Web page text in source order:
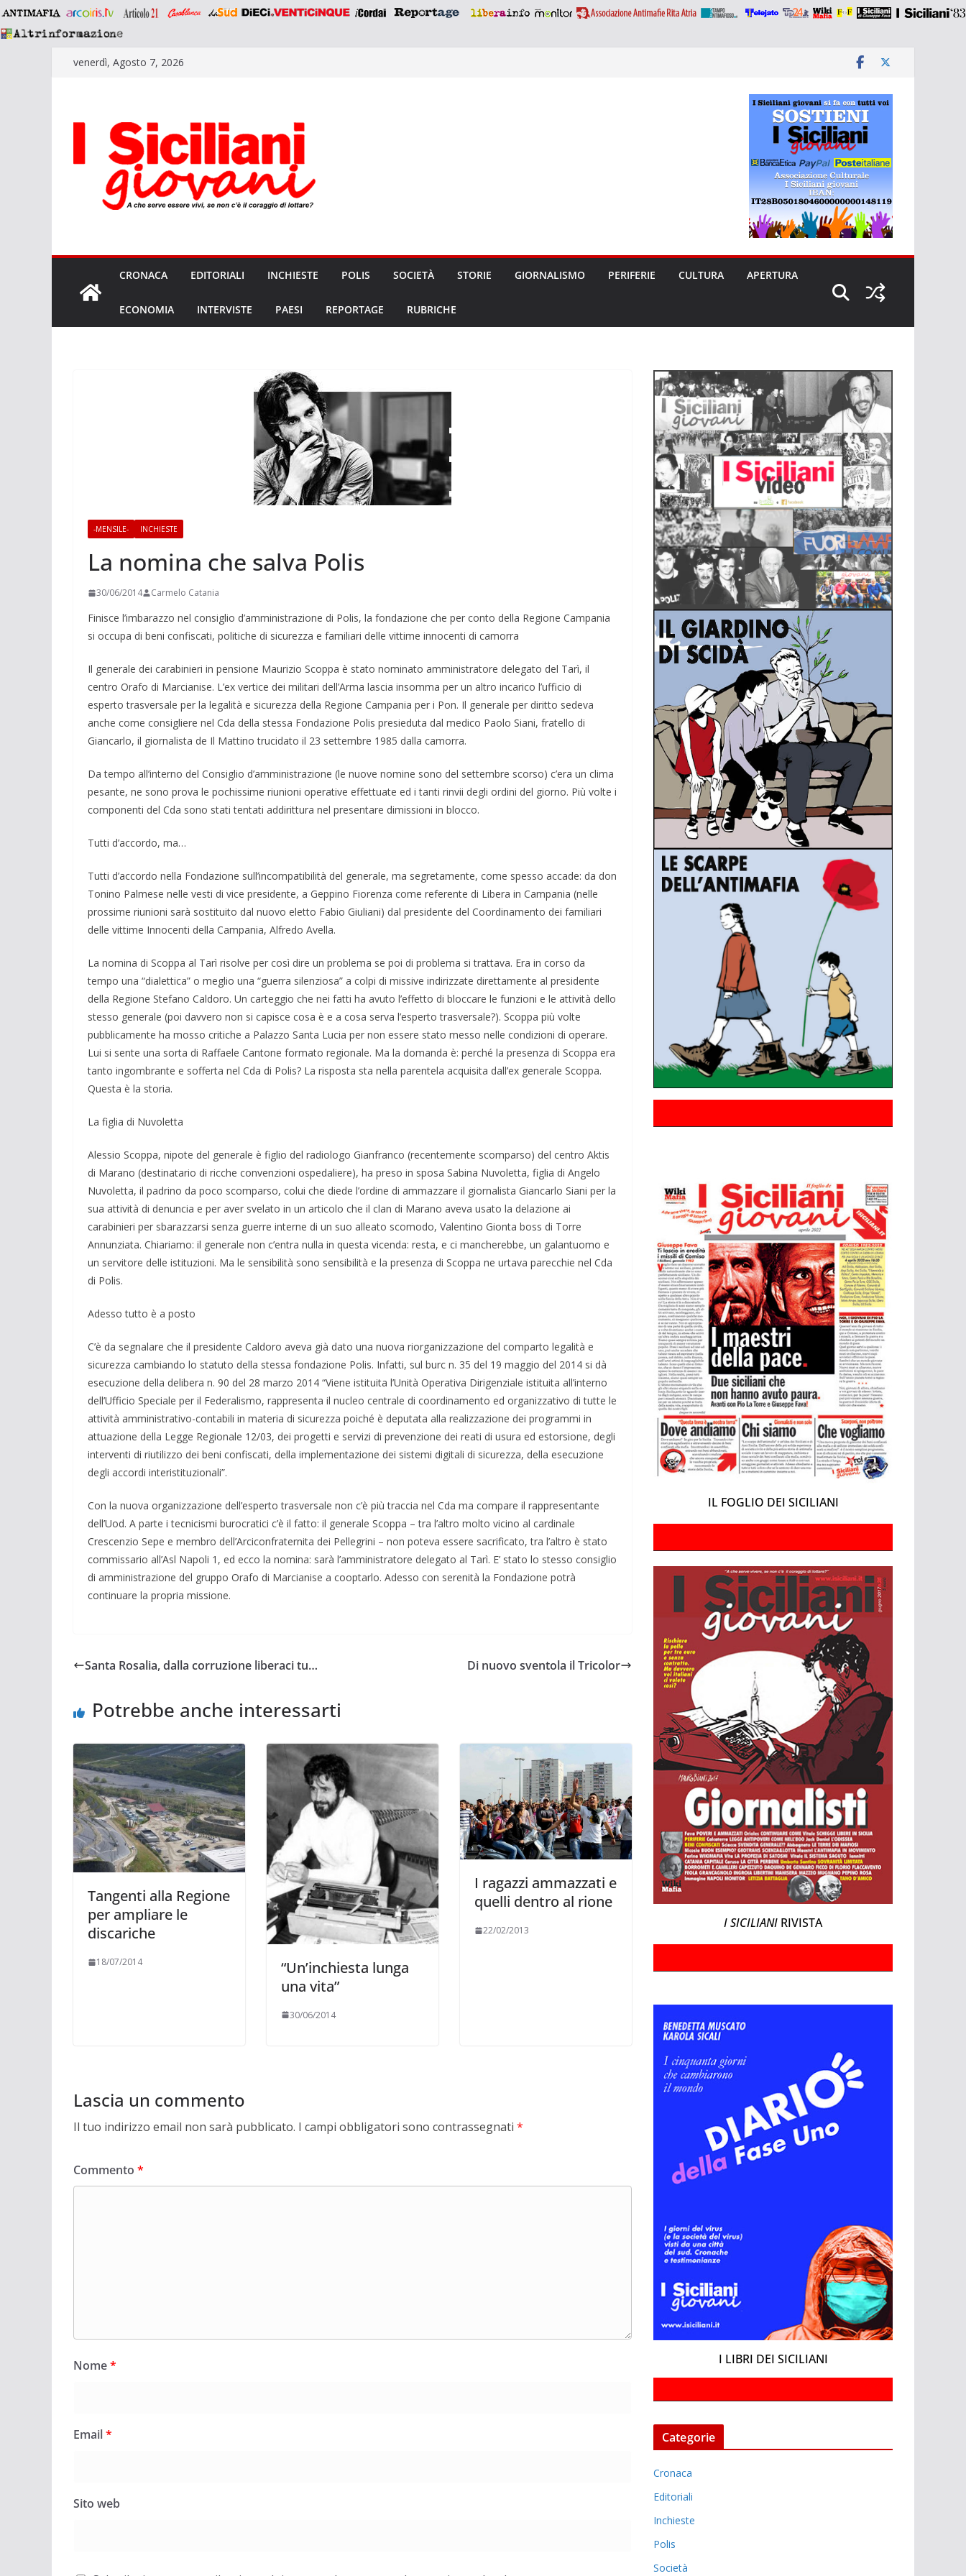
Saltavenerdì, Agosto 7, 2026
CRONACA EDITORIALI INCHIESTE POLIS SOCIETÀ STORIE GIORNALISMO PERIFERIE CULTURA APERTURA
ECONOMIA INTERVISTE PAESI REPORTAGE RUBRICHE
-MENSILE- INCHIESTE
La nomina che salva Polis
30/06/2014 Carmelo Catania
Finisce l’imbarazzo nel consiglio d’amministra­zione di Polis, la fonda­zione che per conto della Regione Campa­nia
si occupa di beni confiscati, politi­che di sicurezza e familiari delle vittime innocenti di camorra
Il generale dei carabinieri in pensione Maurizio Scoppa è stato nominato am­ministratore delegato del Tarì, il
centro Ora­fo di Marcianise. L’ex vertice dei militari dell’Arma lascia insomma per un altro in­carico l’ufficio di
esperto tra­sversale per la legalità e sicurezza della Regione Cam­pania per i Pon. Il genera­le per diritto se­deva
anche come consi­gliere nel Cda del­la stessa Fondazione Polis presieduta dal medico Paolo Siani, fratello di
Giancarlo, il giornalista de Il Mattino trucidato il 23 settembre 1985 dalla camorra.
Da tempo all’interno del Consiglio d’amministrazione (le nuove nomine sono del settembre scorso) c’era un clima
pe­sante, ne sono prova le pochissime riunio­ni operative effettuate ed i tanti rinvii de­gli ordini del giorno. Più volte i
compo­nenti del Cda sono stati tentati addirittura nel presentare dimissioni in blocco.
Tutti d’accordo, ma…
Tutti d’accordo nella Fondazione sull’incompa­tibilità del generale, ma se­gretamente, come spesso accade: da don
Tonino Pal­mese nelle vesti di vice presi­dente, a Gep­pino Fiorenza come referente di Libera in Campania (nelle
prossime riunioni sarà sostituito dal nuovo eletto Fabio Giuliani) dal presidente del Coordi­namento dei fa­miliari
delle vittime Inno­centi della Cam­pania, Alfredo Avella.
La nomina di Scoppa al Tarì risolve per così dire un problema se poi di problema si trattava. Era in corso da
tempo una “dialettica” o meglio una “guerra silenzio­sa” a colpi di missive indirizzate diretta­mente al presidente
della Regione Stefano Caldoro. Un carteggio che nei fatti ha avuto l’effetto di bloccare le funzioni e le attività dello
stesso generale (poi davvero non si capisce cosa è e a cosa serva l’esperto trasversale?). Scoppa più volte
pubblicamente ha mosso critiche a Palaz­zo Santa Lucia per non essere stato messo nelle condizioni di operare.
Lui si sente una sorta di Raffaele Cantone formato re­gionale. Ma la domanda è: perché la pre­senza di Scoppa era
tanto ingombrante e sofferta nel Cda di Polis? La risposta sta nella parentela acquisita dall’ex generale Scoppa.
Questa è la storia.
La figlia di Nuvoletta
Alessio Scoppa, nipote del generale è figlio del radiologo Gianfranco (recente­mente scomparso) del centro Aktis
di Ma­rano (destinatario di ricche convenzioni ospedaliere), ha preso in sposa Sabina Nuvoletta, figlia di Angelo
Nuvoletta, il padrino da poco scomparso, colui che die­de l’ordine di ammazzare il giornalista Giancarlo Siani per la
sua attività di de­nuncia e per aver svelato in un articolo che il clan di Marano aveva usato la dela­zione ai
carabinieri per sbarazzarsi senza guerre interne di un suo alleato scomodo, Valentino Gionta boss di Torre
Annunzia­ta. Chiariamo: il generale non c’entra nul­la in questa vicenda: resta, e ci manchereb­be, un galantuomo e
un servi­tore delle istitu­zioni. Ma le sensibilità sono sensibi­lità e la presenza di Scoppa ne urtava pa­recchie nel Cda
di Polis.
Adesso tutto è a posto
C’è da segnalare che il presidente Cal­doro aveva già dato una nuova riorganiz­zazione del comparto legalità e
sicurezza cambiando lo statuto della stessa fonda­zione Polis. Infatti, sul burc n. 35 del 19 maggio del 2014 si dà
esecuzione della delibera n. 90 del 28 marzo 2014 “Viene istituita l’Unità Operativa Dirigenziale istituita all’interno
dell’Ufficio Speciale per il Federalismo, rappresenta il nucleo centrale di coordinamento ed organizzati­vo di tutte le
attività amministrativo-con­tabili in materia di sicurezza poiché è de­putata alla realizzazione dei programmi in
attuazione della Legge Regionale 12/03, dei progetti e servizi di prevenzione dei reati di usura ed estorsione, degli
inter­venti di riutilizzo dei beni confiscati, della implementazione dei sistemi digitali di si­curezza, della esecuzione
degli accordi in­teristituzionali”.
Con la nuova organizzazione dell’esper­to trasversale non c’è più traccia nel Cda ma compare il rappresentante
dell’Uod. A parte i tecnicismi burocratici c’è il fatto: il generale Scoppa – tra l’altro molto vicino al cardinale
Crescenzio Sepe e membro dell’Arciconfraternita dei Pellegrini – non poteva essere sacrificato, tra l’altro è stato
commissario all’Asl Napoli 1, ed ecco la nomina: sarà l’amministratore delegato al Tarì. E’ stato lo stesso consiglio
di ammi­nistrazione del gruppo Orafo di Marciani­se a cooptarlo. Adesso con serenità la Fondazione potrà
continuare la propria missione.
Santa Rosalia, dalla corruzione liberaci tu… Di nuovo sventola il Tricolor
Potrebbe anche interessarti
Tangenti alla Regione
per ampliare le
discariche
18/07/2014
“Un’inchie­sta lunga
una vita”
30/06/2014
I ragazzi ammazzati e
quelli dentro al rione
22/02/2013
Lascia un commento
Il tuo indirizzo email non sarà pubblicato. I campi obbligatori sono contrassegnati *
Commento *
Nome*
Email*
Sito web
IL FOGLIO DEI SICILIANI
I SICILIANI RIVISTA
I LIBRI DEI SICILIANI
Categorie
Cronaca
Editoriali
Inchieste
Polis
Società